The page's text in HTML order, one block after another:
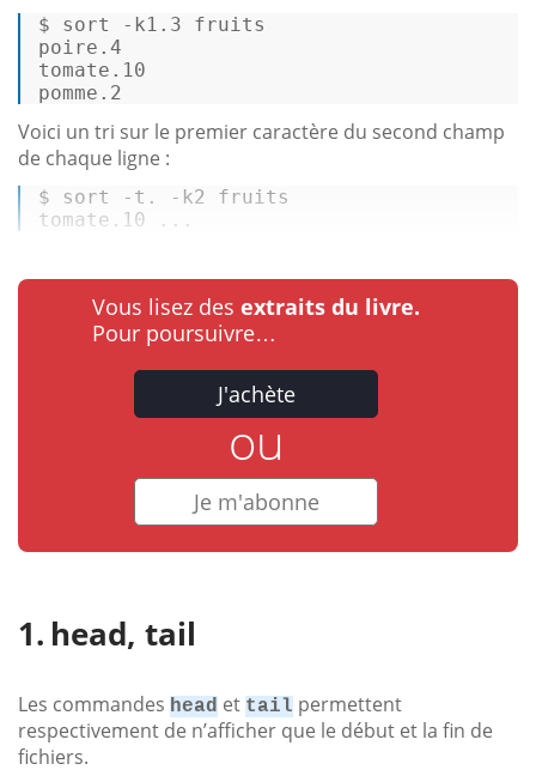
$ sort
-k1.3 fruits
poire.4
tomate.10
pomme.2
Voici un tri sur le premier caractère du second champ
de chaque ligne :
$ sort
-t. -k2 fruits
tomate.10 ...
Vous lisez des extraits du livre.
Pour poursuivre…
J'achète
ou
Je m'abonne
head, tail
Les commandes head et tail permettent
respectivement de n’afficher que le début et la fin de
fichiers.